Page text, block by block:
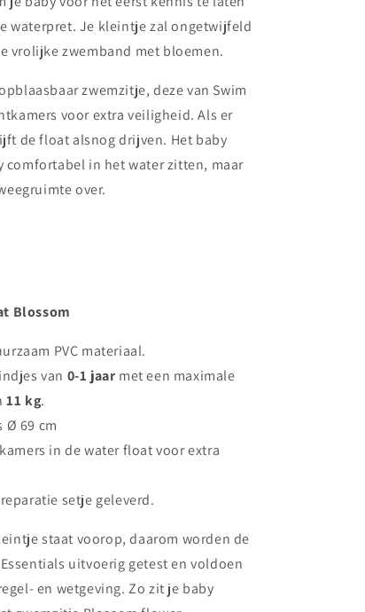
waterpret. Je kleintje zal ongetwijfeld
vrolijke zwemband met bloemen.
zwemzitje, deze van Swim
voor extra veiligheid. Als er
de float alsnog drijven. Het baby
comfortabel in het water zitten, maar
over.
Blossom
PVC materiaal.
van 0-1 jaarmet een maximale
11 kg.
Ø 69 cm
in de water float voor extra
setje geleverd.
staat voorop, daarom worden de
uitvoerig getest en voldoen
en wetgeving. Zo zit je baby